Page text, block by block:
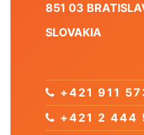
851 03
SLOVAKIA
+421 911
+421 2 444